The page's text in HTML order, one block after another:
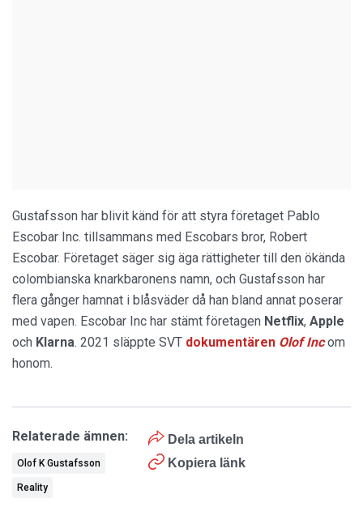
Gustafsson har blivit känd för att styra företaget Pablo
Escobar Inc. tillsammans med Escobars bror, Robert
Escobar. Företaget säger sig äga rättigheter till den ökända
colombianska knarkbaronens namn, och Gustafsson har
flera gånger hamnat i blåsväder då han bland annat poserar
med vapen. Escobar Inc har stämt företagen Netflix, Apple
och Klarna. 2021 släppte SVT dokumentären Olof Inc om
honom.
Dela artikeln
Kopiera länk
Relaterade ämnen:
Olof K Gustafsson
Reality